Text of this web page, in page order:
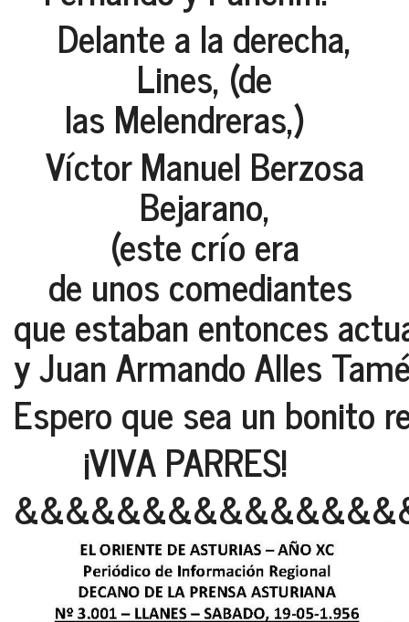
Delante a la derecha,
Lines, (de
las Melendreras,)
Víctor Manuel Berzosa
Bejarano,
(este crío era
de unos comediantes
que estaban entonces
yJuan Armando Alles
Espero que sea un bonito
¡VIVA PARRES!